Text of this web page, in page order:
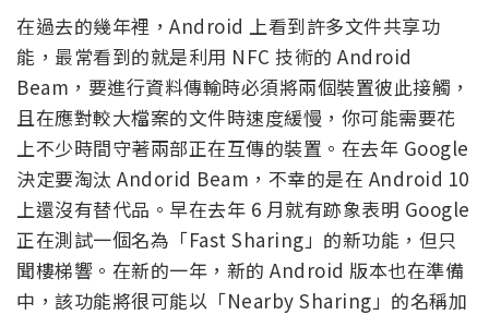
在過去的幾年裡，Android 上看到許多文件共享功
能，最常看到的就是利用 NFC 技術的 Android
Beam，要進行資料傳輸時必須將兩個裝置彼此接觸，
且在應對較大檔案的文件時速度緩慢，你可能需要花
上不少時間守著兩部正在互傳的裝置。在去年 Google
決定要淘汰 Andorid Beam，不幸的是在 Android 10
上還沒有替代品。早在去年 6 月就有跡象表明 Google
正在測試一個名為「Fast Sharing」的新功能，但只
聞樓梯響。在新的一年，新的 Android 版本也在準備
中，該功能將很可能以「Nearby Sharing」的名稱加